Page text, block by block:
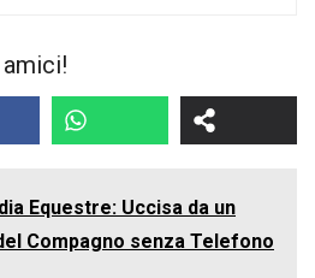
Equestre: Uccisa da un
Compagno senza Telefono